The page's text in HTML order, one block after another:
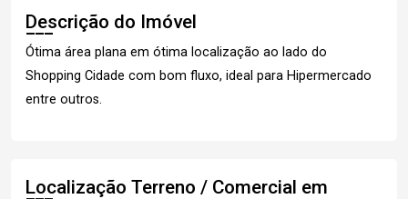
Descrição do Imóvel
Ótima área plana em ótima localização ao lado do
Shopping Cidade com bom fluxo, ideal para Hipermercado
entre outros.
Localização Terreno / Comercial em